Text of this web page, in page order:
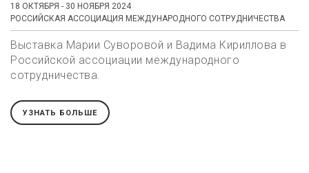
18 ОКТЯБРЯ - 30 НОЯБРЯ 2024
РОССИЙСКАЯ АССОЦИАЦИЯ МЕЖДУНАРОДНОГО СОТРУДНИЧЕСТВА
Выставка Марии Суворовой и Вадима Кириллова в
Российской ассоциации международного
сотрудничества.
УЗНАТЬ БОЛЬШЕ